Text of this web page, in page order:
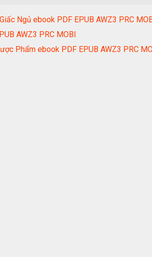
Ngủ ebook PDF EPUB AWZ3 PRC
AWZ3 PRC MOBI
Phẩm ebook PDF EPUB AWZ3 PRC